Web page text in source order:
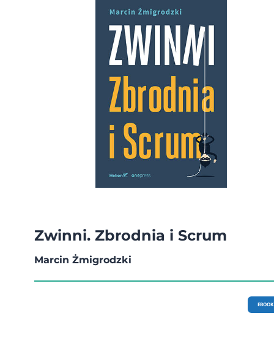
Zwinni. Zbrodnia i Scrum
Marcin Żmigrodzki
EBOOK